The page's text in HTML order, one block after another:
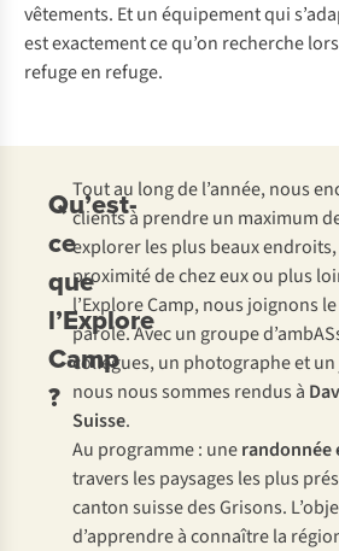
vêtements. Et un équipement qui
est exactement ce qu’on recherche
refuge en refuge.
Qu’est-
ce
que
l’Explore
Camp
?
Tout au long de l’année, nous
clients à prendre un maximum
explorer les plus beaux endroits,
proximité de chez eux ou plus
l’Explore Camp, nous joignons
parole. Avec un groupe
collègues, un photographe et
nous nous sommes rendus à
Suisse.
Au programme : unerandonnée
travers les paysages les plus
canton suisse des Grisons.
d’apprendre à connaître la